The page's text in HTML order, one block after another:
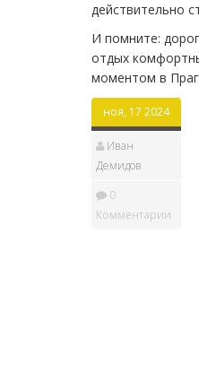
действительно
И помните:
отдых
моментом в
ноя, 17 2024
Иван
Демидов
0
Комментарии